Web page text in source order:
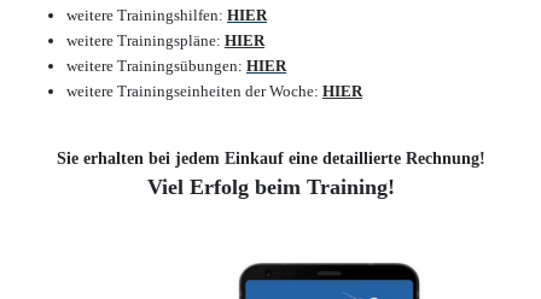
weitere Trainingshilfen: HIER
weitere Trainingspläne: HIER
weitere Trainingsübungen: HIER
weitere Trainingseinheiten der Woche: HIER
Sie erhalten bei jedem Einkauf eine detaillierte Rechnung!
Viel Erfolg beim Training!